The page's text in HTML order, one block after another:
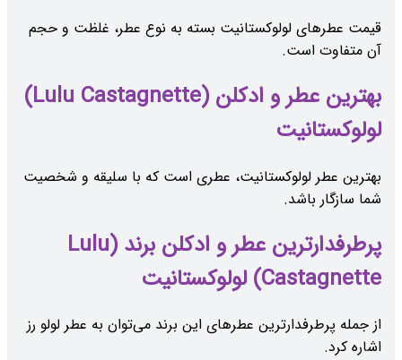
قیمت عطرهای لولوکستانیت بسته به نوع عطر، غلظت و حجم
آن متفاوت است.
بهترین عطر و ادکلن (Lulu Castagnette)
لولوکستانیت
بهترین عطر لولوکستانیت، عطری است که با سلیقه و شخصیت
شما سازگار باشد.
پرطرفدارترین عطر و ادکلن برند (Lulu
Castagnette) لولوکستانیت
از جمله پرطرفدارترین عطرهای این برند می‌توان به عطر لولو رز
اشاره کرد.